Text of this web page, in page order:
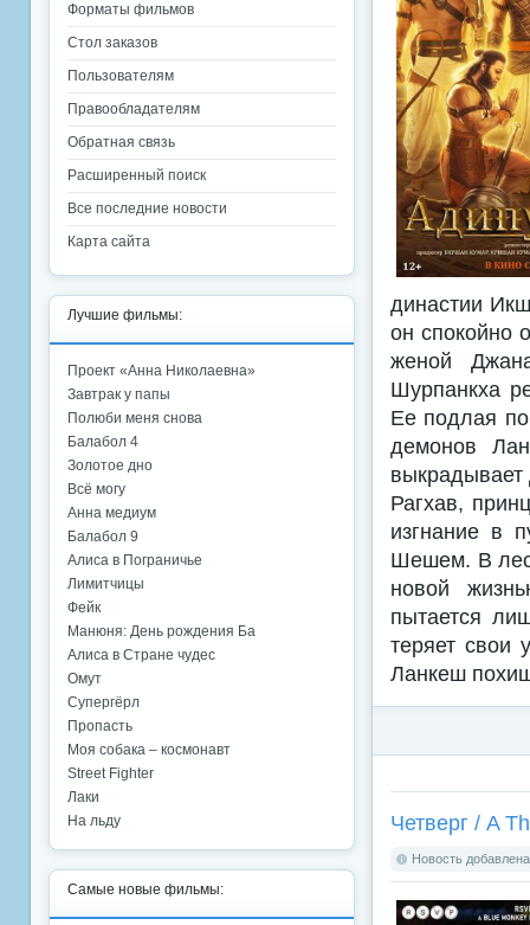
династии
он спокойно
женой
Шурпанкха
Ее подлая
демонов
выкрадывает
Рагхав,
изгнание в
Шешем. В
новой
пытается
теряет свои
Ланкеш
Четверг / A
Новость
Форматы фильмов
Стол заказов
Пользователям
Правообладателям
Обратная связь
Расширенный поиск
Все последние новости
Карта сайта
Лучшие фильмы:
Проект «Анна Николаевна»
Завтрак у папы
Полюби меня снова
Балабол 4
Золотое дно
Всё могу
Анна медиум
Балабол 9
Алиса в Пограничье
Лимитчицы
Фейк
Манюня: День рождения Ба
Алиса в Стране чудес
Омут
Супергёрл
Пропасть
Моя собака – космонавт
Street Fighter
Лаки
На льду
Самые новые фильмы: